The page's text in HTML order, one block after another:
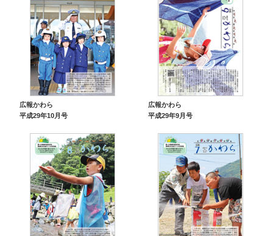
広報かわら
平成29年10月号
広報かわら
平成29年9月号